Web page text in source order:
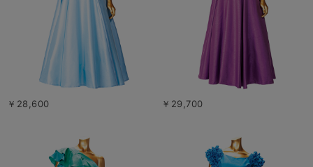
￥28,600 ￥29,700